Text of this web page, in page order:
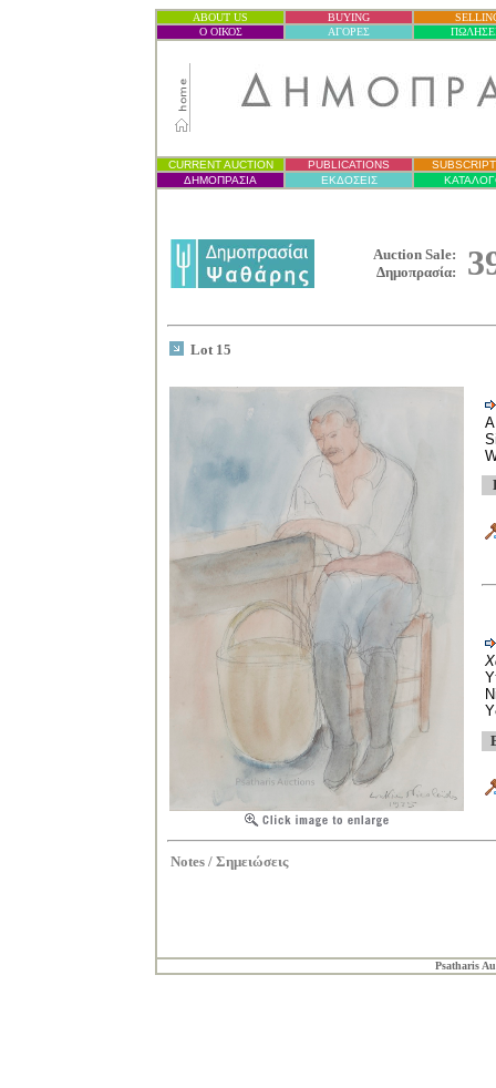
ABOUT US BUYING
Ο ΟΙΚΟΣ
ΑΓΟΡΕΣ
CURRENT AUCTION PUBLICATIONS
ΔΗΜΟΠΡΑΣΙΑ ΕΚΔΟΣΕΙΣ
Auction Sale:
Δημοπρασία:
Lot 15
Y
Notes / Σημειώσεις
Psatharis